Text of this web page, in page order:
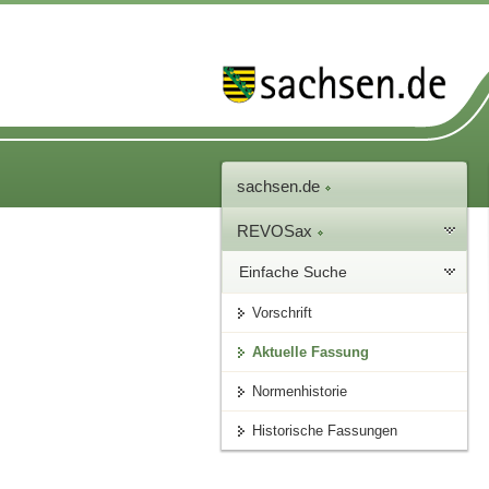
sachsen.de
REVOSax
Einfache Suche
Vorschrift
Aktuelle Fassung
Normenhistorie
Historische Fassungen